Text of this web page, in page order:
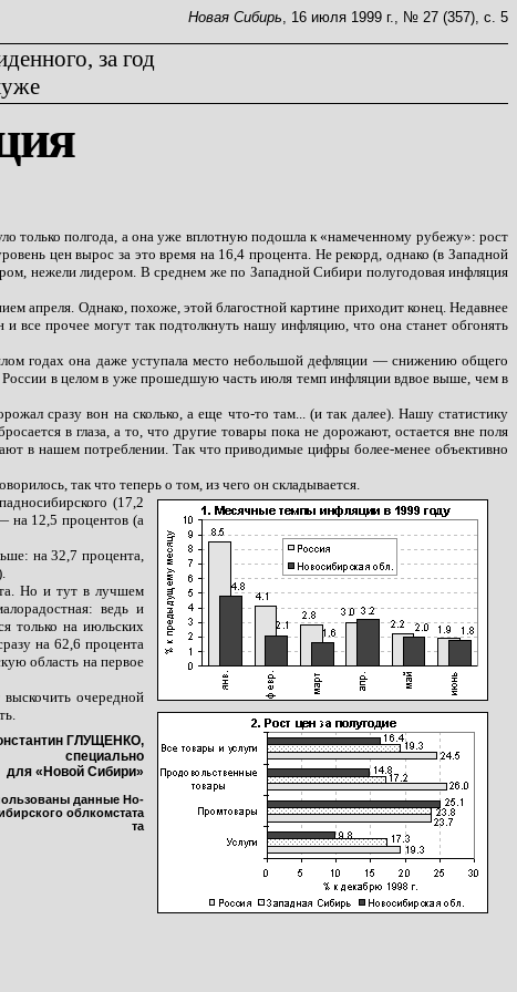
Новая Сибирь, 16 июля 1999 г., № 27 (357), с. 5
за год
только полгода, а она уже вплотную подошла к «намеченному рубежу»: рост
цен вырос за это время на 16,4 процента. Не рекорд, однако (в Западной
нежели лидером. В среднем же по Западной Сибири полугодовая инфляция
апреля. Однако, похоже, этой благостной картине приходит конец. Недавнее
все прочее могут так подтолкнуть нашу инфляцию, что она станет обгонять
годах она даже уступала место небольшой дефляции — снижению общего
в целом в уже прошедшую часть июля темп инфляции вдвое выше, чем в
сразу вон на сколько, а еще что-то там... (и так далее). Нашу статистику
в глаза, а то, что другие товары пока не дорожают, остается вне поля
в нашем потреблении. Так что приводимые цифры более-менее объективно
так что теперь о том, из чего он складывается.
(17,2
на 12,5 процентов (а
на 32,7 процента,
Но и тут в лучшем
ведь и
только на июльских
на 62,6 процента
область на первое
очередной
ГЛУЩЕНКО,
специально
для «Новой Сибири»
данные Но-
облкомстата
та